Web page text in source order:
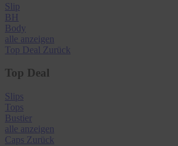
Slip
BH
Body
alle anzeigen
Top Deal Zurück
Top Deal
Slips
Tops
Bustier
alle anzeigen
Caps Zurück